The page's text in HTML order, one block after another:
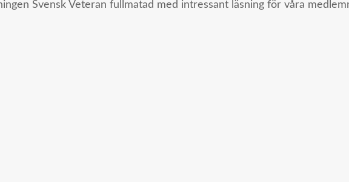
Svensk Veteran fullmatad med intressant läsning för våra